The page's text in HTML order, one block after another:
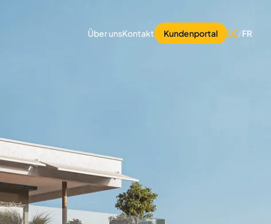
Über unsKontakt Kundenportal DE/FR